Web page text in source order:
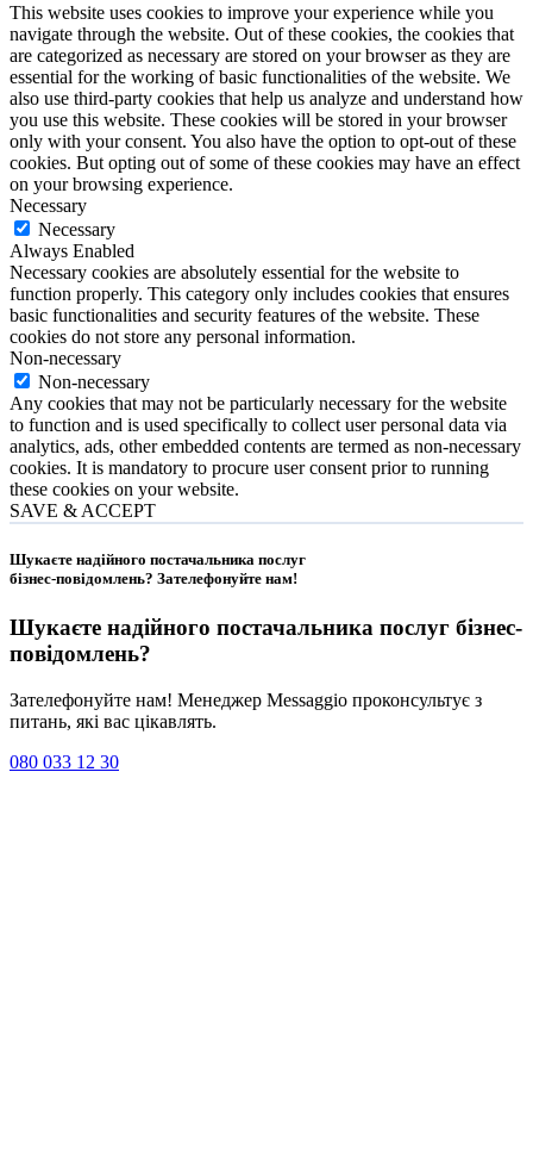
This website uses cookies to improve your experience while you
navigate through the website. Out of these cookies, the cookies that
are categorized as necessary are stored on your browser as they are
essential for the working of basic functionalities of the website. We
also use third-party cookies that help us analyze and understand how
you use this website. These cookies will be stored in your browser
only with your consent. You also have the option to opt-out of these
cookies. But opting out of some of these cookies may have an effect
on your browsing experience.
Necessary
Necessary
Always Enabled
Necessary cookies are absolutely essential for the website to
function properly. This category only includes cookies that ensures
basic functionalities and security features of the website. These
cookies do not store any personal information.
Non-necessary
Non-necessary
Any cookies that may not be particularly necessary for the website
to function and is used specifically to collect user personal data via
analytics, ads, other embedded contents are termed as non-necessary
cookies. It is mandatory to procure user consent prior to running
these cookies on your website.
SAVE & ACCEPT
Шукаєте надійного постачальника послуг
бізнес-повідомлень? Зателефонуйте нам!
Шукаєте надійного постачальника послуг бізнес-
повідомлень?
Зателефонуйте нам! Менеджер Messaggio проконсультує з
питань, які вас цікавлять.
080 033 12 30